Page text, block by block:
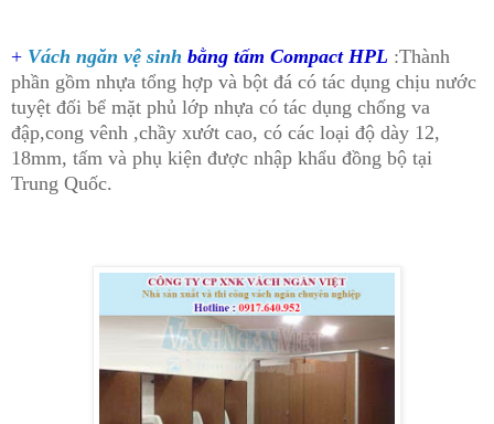
+ Vách ngăn vệ sinh bằng tấm CompactHPL :Thành
phần gồm nhựa tổng hợp và bột đá có tác dụng chịu nước
tuyệt đối bể mặt phủ lớp nhựa có tác dụng chống va
đập,cong vênh ,chầy xướt cao, có các loại độ dày 12,
18mm, tấm và phụ kiện được nhập khẩu đồng bộ tại
Trung Quốc.